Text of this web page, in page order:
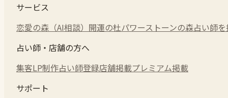
サービス
恋愛の森（AI相談） 開運の杜パワーストーンの森占い師
占い師・店舗の方へ
集客LP制作占い師登録店舗掲載プレミアム掲載
サポート